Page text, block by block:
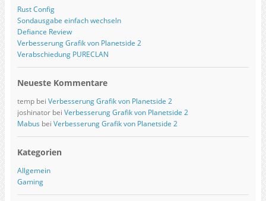
Rust Config
Sondausgabe einfach wechseln
Defiance Review
Verbesserung Grafik von Planetside 2
Verabschiedung PURECLAN
Neueste Kommentare
tempbei Verbesserung Grafik von Planetside 2
joshinatorbei Verbesserung Grafik von Planetside 2
Mabus bei Verbesserung Grafik von Planetside 2
Kategorien
Allgemein
Gaming